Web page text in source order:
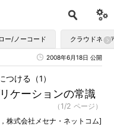
ロー/ノーコード クラウドネイ
2008年6月18日 公開
ケーションの常識
ける（1）
（1/2 ページ）
，株式会社メセナ・ネットコム]